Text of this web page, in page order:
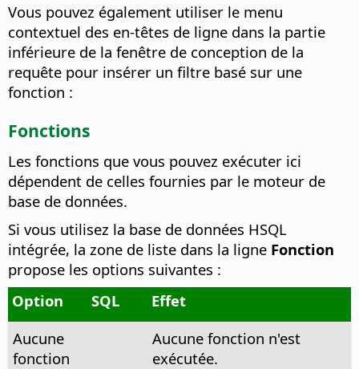
Vous pouvez également utiliser le menu
contextuel des en-têtes de ligne dans la partie
inférieure de la fenêtre de conception de la
requête pour insérer un filtre basé sur une
fonction :
Fonctions
Les fonctions que vous pouvez exécuter ici
dépendent de celles fournies par le moteur de
base de données.
Si vous utilisez la base de données HSQL
intégrée, la zone de liste dans la ligne Fonction
propose les options suivantes :
Option
SQL
Effet
Aucune
fonction
Aucune fonction n'est
exécutée.